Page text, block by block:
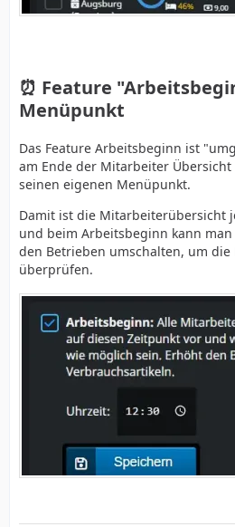
⏰ Feature
Menüpunkt
Das Feature Arbeitsbeginn ist
am Ende der Mitarbeiter
seinen eigenen Menüpunkt.
Damit ist die Mitarbeiterübersicht
und beim Arbeitsbeginn kann
den Betrieben umschalten, um die
überprüfen.